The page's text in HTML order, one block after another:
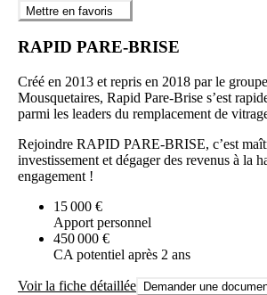
Mettre en favoris
RAPID PARE-BRISE
Créé en 2013 et repris en 2018 par le
Mousquetaires, Rapid Pare-Brise s’est
parmi les leaders du remplacement de
Rejoindre RAPID PARE-BRISE, c’est
investissement et dégager des revenus à la
engagement !
15 000 €
Apport personnel
450 000 €
CA potentiel après 2 ans
Voir la fiche détaillée Demander une